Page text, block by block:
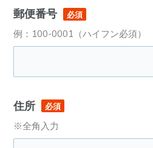
郵便番号 必須
例：100-0001（ハイフン必須）
住所 必須
※全角入力